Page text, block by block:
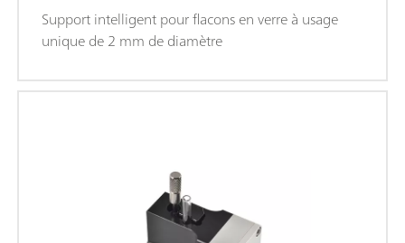
Support intelligent pour flacons en verre à usage
unique de 2 mm de diamètre